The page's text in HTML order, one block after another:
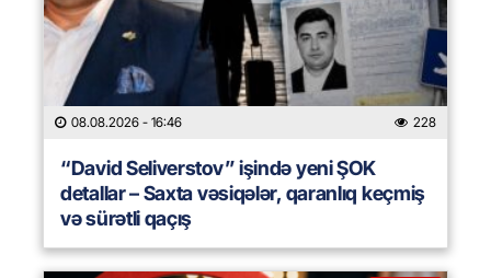
08.08.2026 - 16:46 228
“David Seliverstov” işində yeni ŞOK
detallar – Saxta vəsiqələr, qaranlıq keçmiş
və sürətli qaçış